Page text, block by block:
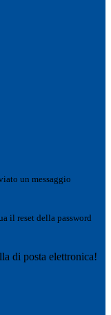
un messaggio
il reset della password
di posta elettronica!